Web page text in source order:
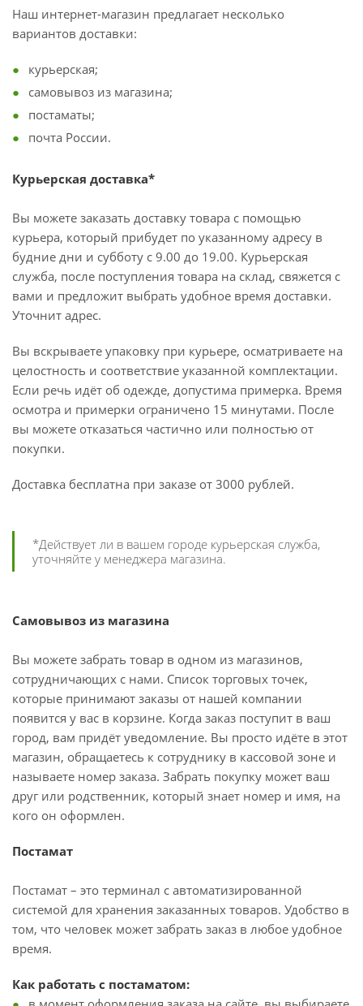
Наш интернет-магазин предлагает несколько
вариантов доставки:
курьерская;
самовывоз из магазина;
постаматы;
почта России.
Курьерская доставка*
Вы можете заказать доставку товара с помощью
курьера, который прибудет по указанному адресу в
будние дни и субботу с 9.00 до 19.00. Курьерская
служба, после поступления товара на склад, свяжется с
вами и предложит выбрать удобное время доставки.
Уточнит адрес.
Вы вскрываете упаковку при курьере, осматриваете на
целостность и соответствие указанной комплектации.
Если речь идёт об одежде, допустима примерка. Время
осмотра и примерки ограничено 15 минутами. После
вы можете отказаться частично или полностью от
покупки.
Доставка бесплатна при заказе от 3000 рублей.
*Действует ли в вашем городе курьерская служба,
уточняйте у менеджера магазина.
Самовывоз из магазина
Вы можете забрать товар в одном из магазинов,
сотрудничающих с нами. Список торговых точек,
которые принимают заказы от нашей компании
появится у вас в корзине. Когда заказ поступит в ваш
город, вам придёт уведомление. Вы просто идёте в этот
магазин, обращаетесь к сотруднику в кассовой зоне и
называете номер заказа. Забрать покупку может ваш
друг или родственник, который знает номер и имя, на
кого он оформлен.
Постамат
Постамат – это терминал с автоматизированной
системой для хранения заказанных товаров. Удобство в
том, что человек может забрать заказ в любое удобное
время.
Как работать с постаматом: